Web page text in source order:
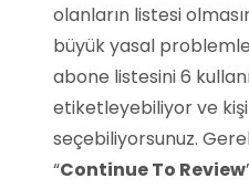
olanların listesi
büyük yasal
abone listesini 6
etiketleyebiliyor ve
seçebiliyorsunuz.
“Continue To Review